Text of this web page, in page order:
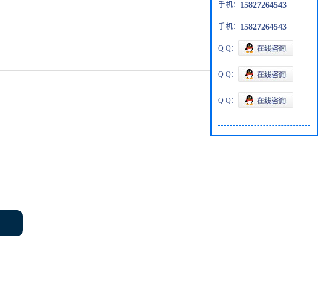
手机： 15827264543
手机： 15827264543
Q Q：
Q Q：
Q Q：